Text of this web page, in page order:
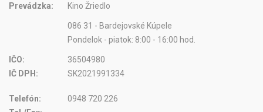
Prevádzka:
Kino Žriedlo
086 31 - Bardejovské Kúpele
Pondelok - piatok: 8:00 - 16:00 hod.
IČO:
36504980
IČ DPH:
SK2021991334
Telefón:
0948 720 226